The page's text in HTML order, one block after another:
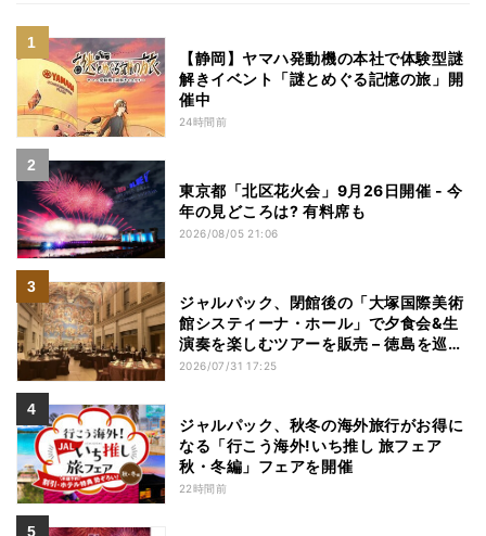
【静岡】ヤマハ発動機の本社で体験型謎
解きイベント「謎とめぐる記憶の旅」開
催中
24時間前
東京都「北区花火会」9月26日開催 - 今
年の見どころは? 有料席も
2026/08/05 21:06
ジャルパック、閉館後の「大塚国際美術
館システィーナ・ホール」で夕食会&生
演奏を楽しむツアーを販売 – 徳島を巡る
5つのコース
2026/07/31 17:25
ジャルパック、秋冬の海外旅行がお得に
なる「行こう海外!いち推し 旅フェア
秋・冬編」フェアを開催
22時間前